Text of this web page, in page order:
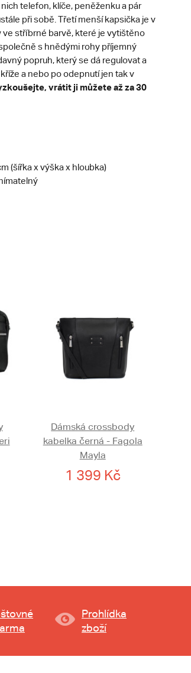
telefon, klíče, peněženku a pár
při sobě. Třetí menší kapsička je v
ve stříbrné barvě, které je vytištěno
s hnědými rohy příjemný
popruh, který se dá regulovat a
a nebo po odepnutí jen tak v
vrátit ji můžete až za 30
(šířka x výška x hloubka)
Dámská crossbody
kabelka černá - Fagola
Mayla
1 399 Kč
Prohlídka
zboží